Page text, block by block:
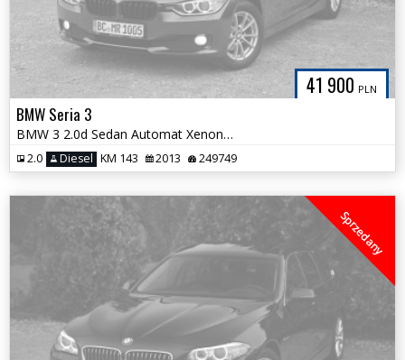
41 900 PLN
BMW Seria 3
BMW 3 2.0d Sedan Automat Xenon NOWY ROZRZĄD Oświetlenie Wnętrza HAK
2.0 Diesel KM 143 2013 249749
Sprzedany